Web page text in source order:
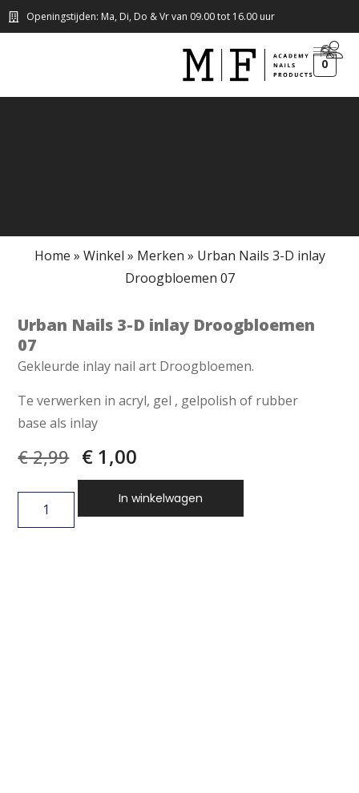
Openingstijden: Ma, Di, Do & Vr van 09.00 tot 16.00 uur
0
Home » Winkel » Merken » Urban Nails 3-D inlay
Droogbloemen 07
Urban Nails 3-D inlay Droogbloemen
07
Gekleurde inlay nail art Droogbloemen.
Te verwerken in acryl, gel , gelpolish of rubber
base als inlay
€2,99 € 1,00
In winkelwagen